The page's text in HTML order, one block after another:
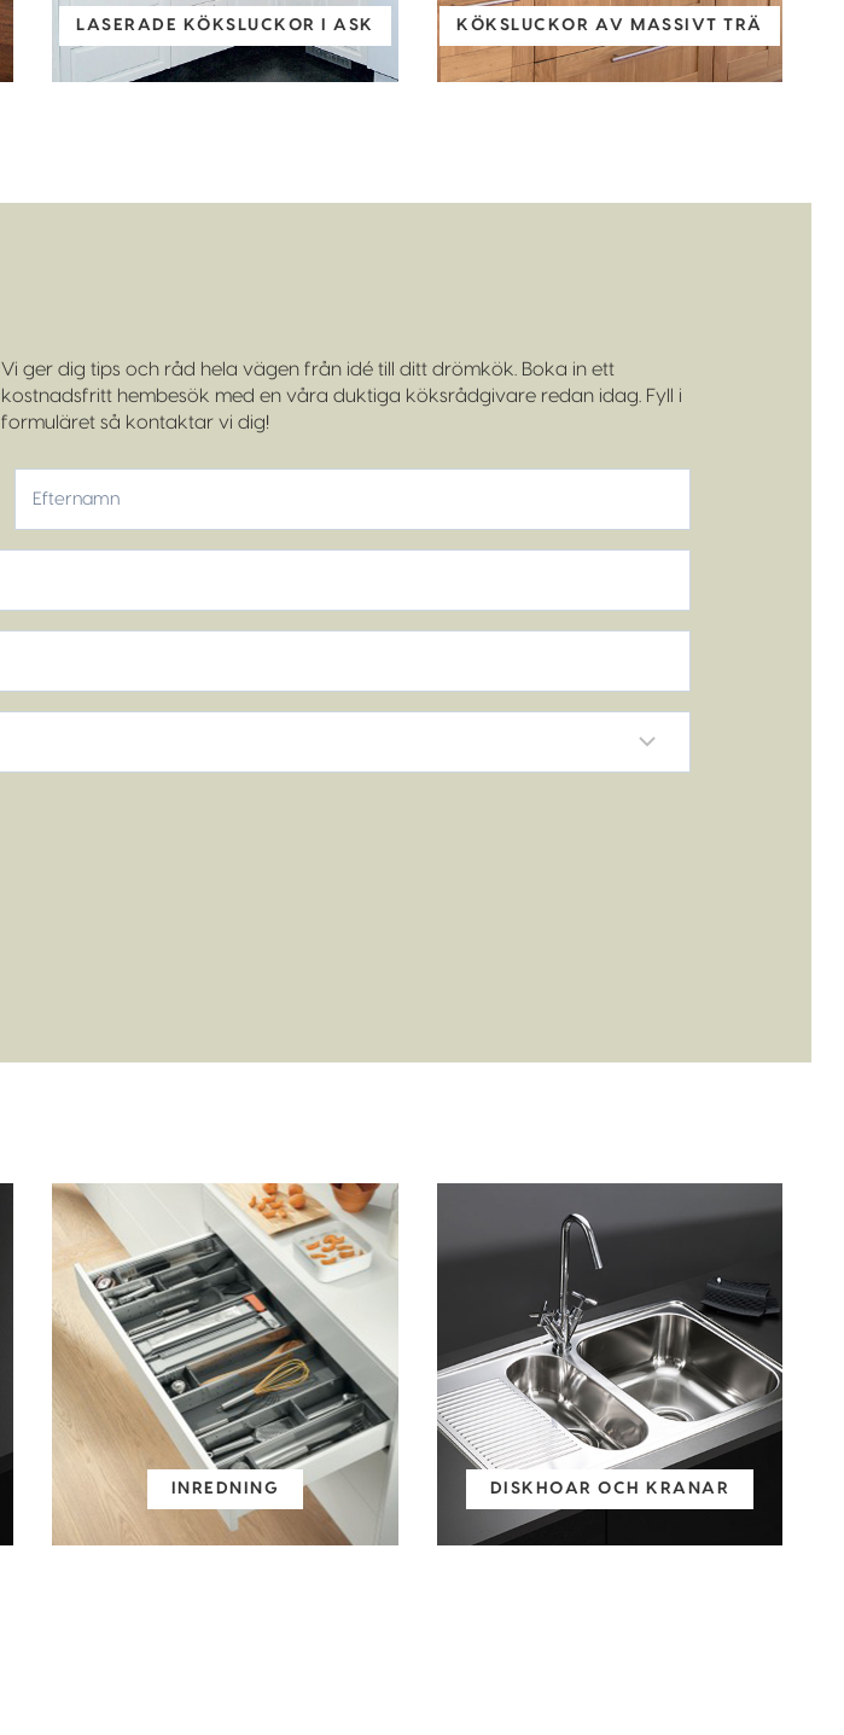
LASERADE KÖKSLUCKOR I ASK KÖKSLUCKOR AV MASSIVT TRÄ
Vi ger dig tips och råd hela vägen från idé till ditt drömkök. Boka in ett
kostnadsfritt hembesök med en våra duktiga köksrådgivare redan idag. Fyll i
formuläret så kontaktar vi dig!
Efternamn
INREDNING DISKHOAR OCH KRANAR